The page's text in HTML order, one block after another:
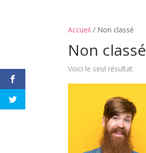
Accueil / Non classé
Non classé
Voici le seul résultat